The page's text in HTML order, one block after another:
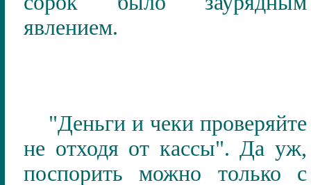
явлением.
"Деньги и чеки проверяйте
не отходя от кассы". Да уж,
поспорить можно только с